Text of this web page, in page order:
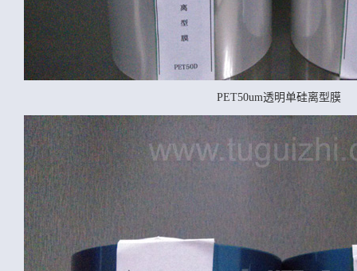
PET50um透明单硅离型膜